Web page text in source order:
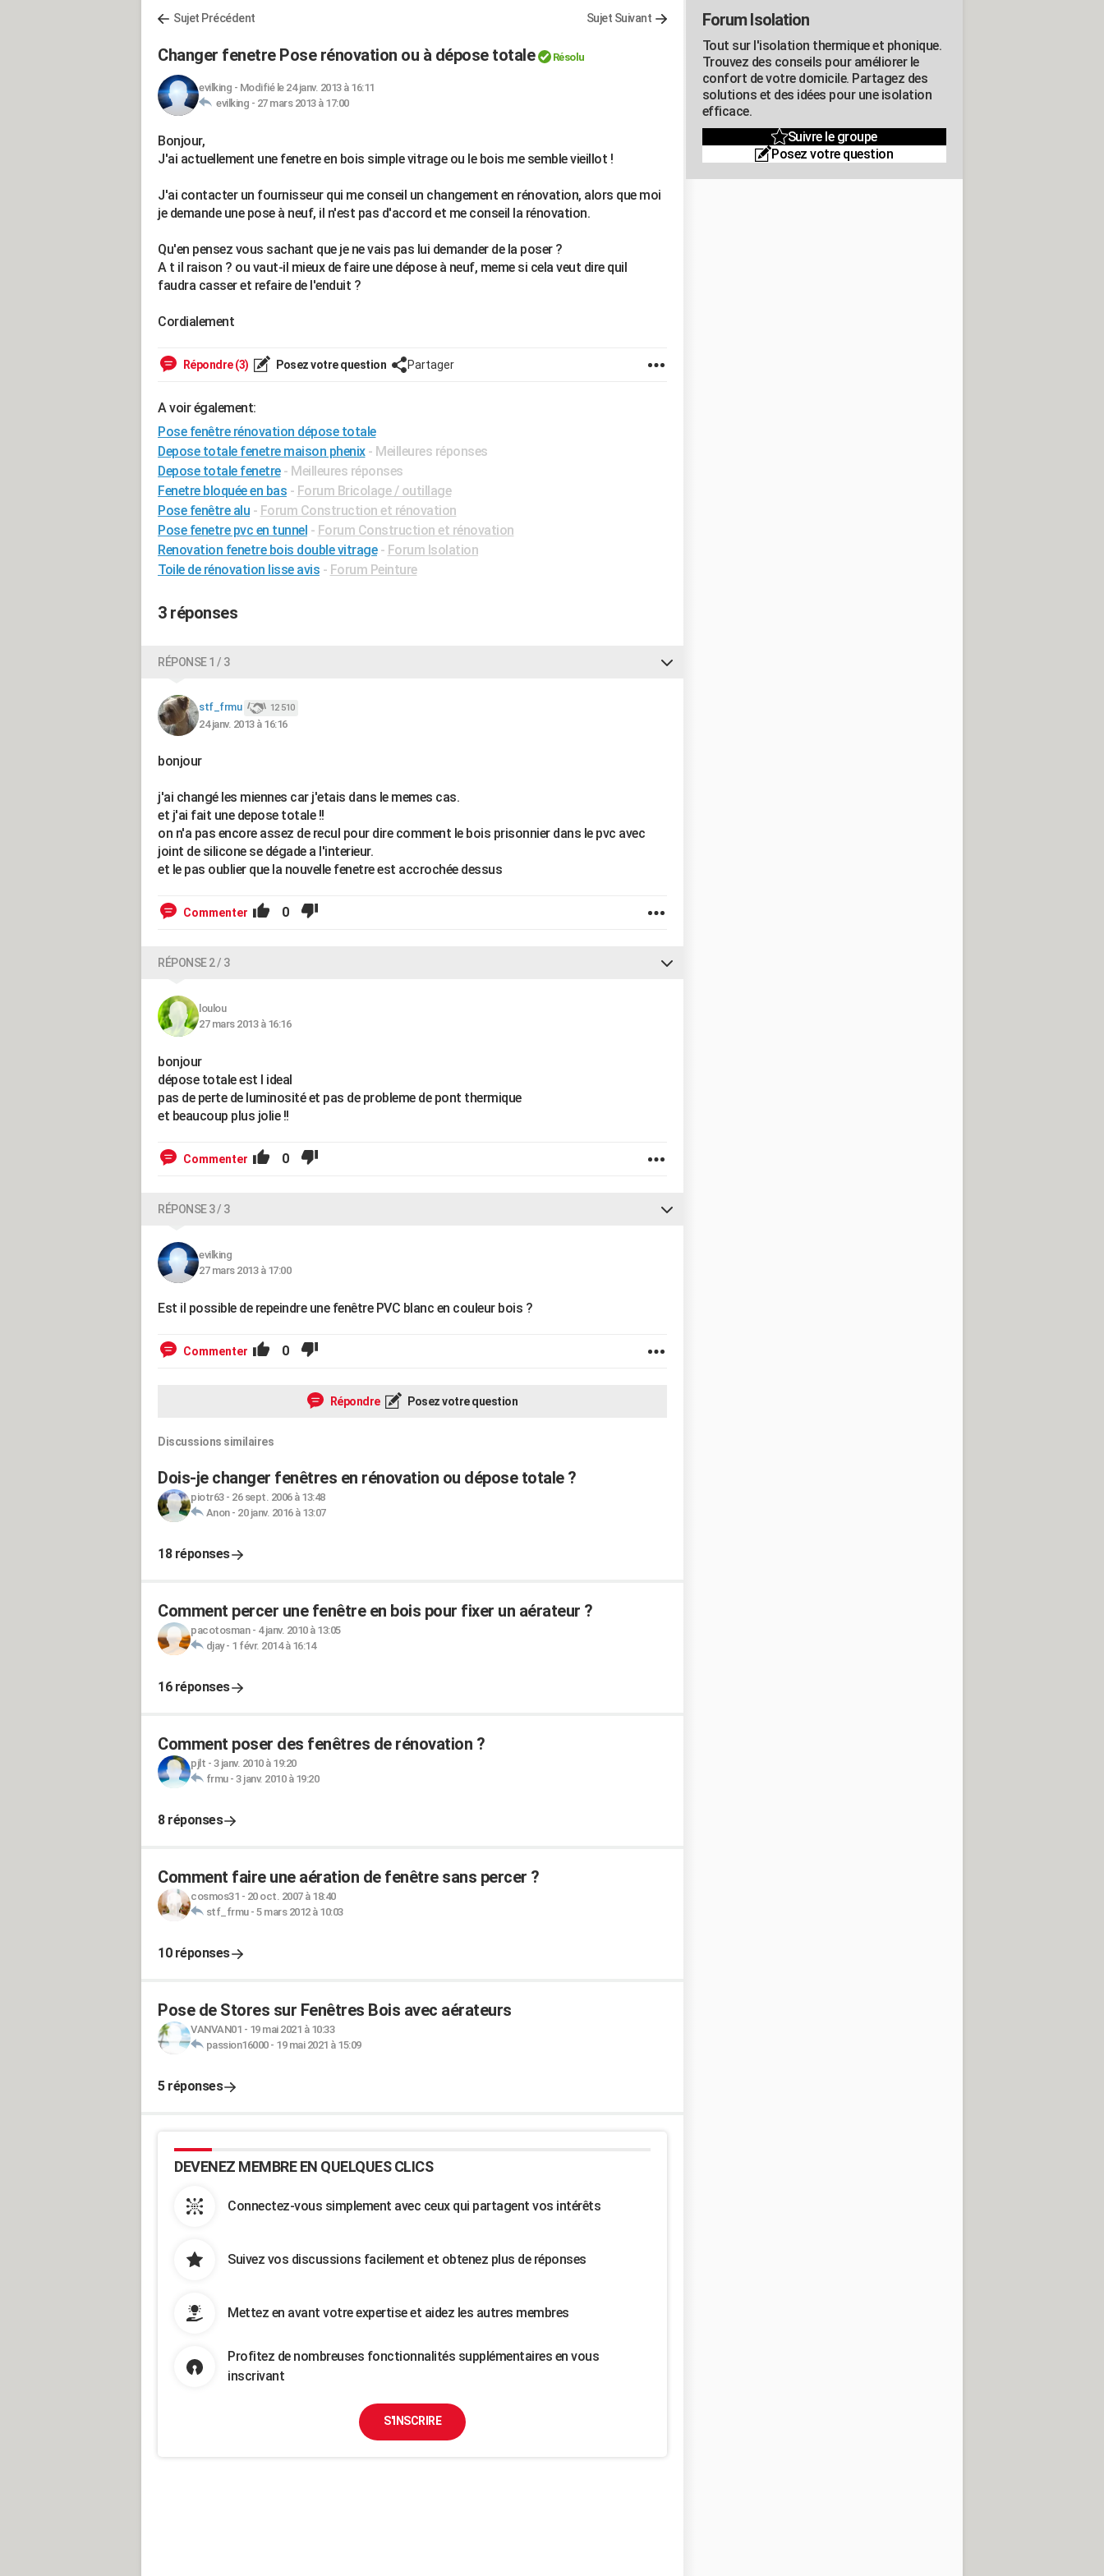
Sujet Précédent Sujet Suivant
Changer fenetre Pose rénovation ou à dépose totale Résolu
evilking - Modifié le 24 janv. 2013 à 16:11
evilking - 27 mars 2013 à 17:00
Bonjour,
J'ai actuellement une fenetre en bois simple vitrage ou le bois me semble vieillot !
J'ai contacter un fournisseur qui me conseil un changement en rénovation, alors que moi
je demande une pose à neuf, il n'est pas d'accord et me conseil la rénovation.
Qu'en pensez vous sachant que je ne vais pas lui demander de la poser ?
A t il raison ? ou vaut-il mieux de faire une dépose à neuf, meme si cela veut dire quil
faudra casser et refaire de l'enduit ?
Cordialement
Répondre (3) Posez votre question Partager
A voir également:
Pose fenêtre rénovation dépose totale
Depose totale fenetre maison phenix - Meilleures réponses
Depose totale fenetre - Meilleures réponses
Fenetre bloquée en bas - Forum Bricolage / outillage
Pose fenêtre alu - Forum Construction et rénovation
Pose fenetre pvc en tunnel - Forum Construction et rénovation
Renovation fenetre bois double vitrage - Forum Isolation
Toile de rénovation lisse avis - Forum Peinture
3 réponses
RÉPONSE 1 / 3
stf_frmu 12 510
24 janv. 2013 à 16:16
bonjour
j'ai changé les miennes car j'etais dans le memes cas.
et j'ai fait une depose totale !!
on n'a pas encore assez de recul pour dire comment le bois prisonnier dans le pvc avec
joint de silicone se dégade a l'interieur.
et le pas oublier que la nouvelle fenetre est accrochée dessus
Commenter 0
RÉPONSE 2 / 3
loulou
27 mars 2013 à 16:16
bonjour
dépose totale est l ideal
pas de perte de luminosité et pas de probleme de pont thermique
et beaucoup plus jolie !!
Commenter 0
RÉPONSE 3 / 3
evilking
27 mars 2013 à 17:00
Est il possible de repeindre une fenêtre PVC blanc en couleur bois ?
Commenter 0
Répondre Posez votre question
Discussions similaires
Dois-je changer fenêtres en rénovation ou dépose totale ?
piotr63- 26 sept. 2006 à 13:48
Anon- 20 janv. 2016 à 13:07
18 réponses
Comment percer une fenêtre en bois pour fixer un aérateur ?
pacotosman- 4 janv. 2010 à 13:05
djay- 1 févr. 2014 à 16:14
16 réponses
Comment poser des fenêtres de rénovation ?
pjlt - 3 janv. 2010 à 19:20
frmu- 3 janv. 2010 à 19:20
8 réponses
Comment faire une aération de fenêtre sans percer ?
cosmos31 - 20 oct. 2007 à 18:40
stf_frmu- 5 mars 2012 à 10:03
10 réponses
Pose de Stores sur Fenêtres Bois avec aérateurs
VANVAN01 - 19 mai 2021 à 10:33
passion16000- 19 mai 2021 à 15:09
5 réponses
DEVENEZ MEMBRE EN QUELQUES CLICS
Connectez-vous simplement avec ceux qui partagent vos intérêts
Suivez vos discussions facilement et obtenez plus de réponses
Mettez en avant votre expertise et aidez les autres membres
Profitez de nombreuses fonctionnalités supplémentaires en vous
inscrivant
S'INSCRIRE
Forum Isolation
Tout sur l'isolation thermique et phonique.
Trouvez des conseils pour améliorer le
confort de votre domicile. Partagez des
solutions et des idées pour une isolation
efficace.
Suivre le groupe
Posez votre question